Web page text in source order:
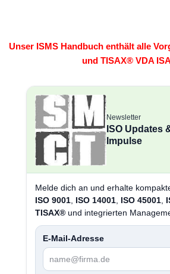
Unser ISMS Handbuch enthält alle
und TISAX® VDA
Newsletter
ISO Updates
Impulse
Melde dich an und erhalte
ISO 9001 ISO 14001 ISO 45001
TISAX® und integrierten
E-Mail-Adresse